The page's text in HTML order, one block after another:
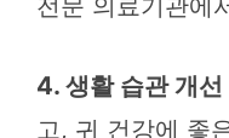
4. 생활 습관 개선
고, 귀 건강에 좋